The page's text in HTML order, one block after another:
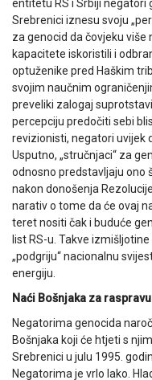
entitetu RS i Srbiji negatori
Srebrenici iznesu svoju
za genocid da čovjeku više
kapacitete iskoristili i
optuženike pred Haškim
svojim naučnim
preveliki zalogaj
percepciju predočiti sebi
revizionisti, negatori uvijek
Usputno, „stručnjaci“ za
odnosno predstavljaju ono
nakon donošenja
narativ o tome da će ovaj
teret nositi čak i buduće
list RS-u. Takve
„podgriju“ nacionalnu
energiju.
Naći Bošnjaka za raspravu
Negatorima genocida
Bošnjaka koji će htjeti s
Srebrenici u julu 1995.
Negatorima je vrlo lako.